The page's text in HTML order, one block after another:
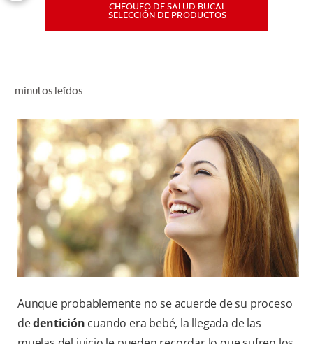
PARA PROFESIONALES
CUPONES
DÓNDE COMPRAR
PE (ES)
SUSCRÍBETE
CHEQUEO DE SALUD BUCAL
SELECCIÓN DE PRODUCTOS
minutos leídos
Aunque probablemente no se acuerde de su proceso
dedentición cuando era bebé, la llegada de las